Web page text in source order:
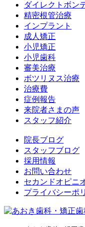
ダイレクトボン
精密根管治療
インプラント
成人矯正
小児矯正
小児歯科
審美治療
ボツリヌス治療
治療費
症例報告
来院者さまの声
スタッフ紹介
院長ブログ
スタッフブログ
採用情報
お問い合わせ
セカンドオピニ
プライバシーポ